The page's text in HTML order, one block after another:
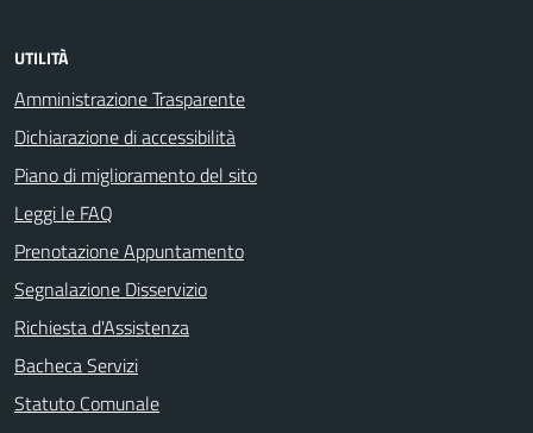
UTILITÀ
Amministrazione Trasparente
Dichiarazione di accessibilità
Piano di miglioramento del sito
Leggi le FAQ
Prenotazione Appuntamento
Segnalazione Disservizio
Richiesta d'Assistenza
Bacheca Servizi
Statuto Comunale